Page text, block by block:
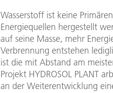
Wasserstoff ist keine
Energiequellen hergestellt
auf seine Masse, mehr
Verbrennung entstehen
ist die mit Abstand am
Projekt HYDROSOL PLANT
an der Weiterentwicklung